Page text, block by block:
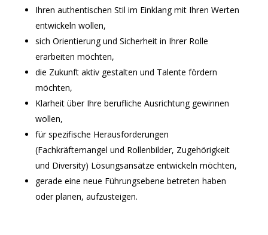
Ihren authentischen Stil im Einklang mit Ihren Werten
entwickeln wollen,
sich Orientierung und Sicherheit in Ihrer Rolle
erarbeiten möchten,
die Zukunft aktiv gestalten und Talente fördern
möchten,
Klarheit über Ihre berufliche Ausrichtung gewinnen
wollen,
für spezifische Herausforderungen
(Fachkräftemangel und Rollenbilder, Zugehörigkeit
und Diversity) Lösungsansätze entwickeln möchten,
gerade eine neue Führungsebene betreten haben
oder planen, aufzusteigen.